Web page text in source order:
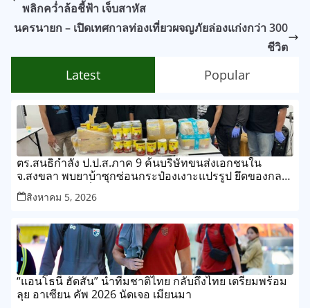
พลิกคว่ำล้อชี้ฟ้า เจ็บสาหัส
นครนายก – เปิดเทศกาลท่องเที่ยวผจญภัยล่องแก่งกว่า 300
ชีวิต
Latest Popular
ตร.สนธิกำลัง ป.ป.ส.ภาค 9 ค้นบริษัทขนส่งเอกชนใน
จ.สงขลา พบยาบ้าซุกซ่อนกระป๋องเงาะแปรรูป ยึดของกลาง
กว่า 268,000 เม็ด
สิงหาคม 5, 2026
“แอนโธนี ฮัดสัน” นำทีมชาติไทย กลับถึงไทย เตรียมพร้อม
ลุย อาเซียน คัพ 2026 นัดเจอ เมียนมา